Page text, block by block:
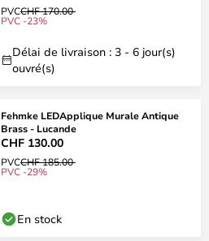
PVCCHF 170.00
PVC -23%
Délai de livraison : 3 - 6 jour(s)
ouvré(s)
Fehmke LEDApplique Murale Antique
Brass - Lucande
CHF 130.00
PVCCHF 185.00
PVC -29%
En stock